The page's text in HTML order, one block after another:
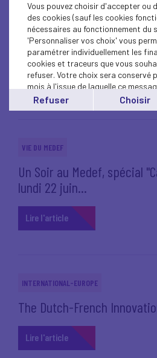
ÉCONOMIE
REF Souveraineté -
décrocher - lundi 29...
Lire l'article
VIE DU MEDEF
Un Soir au Medef, spécial
lundi 22 juin...
Lire l'article
INTERNATIONAL-EUROPE
The Dutch-French
Lire l'article
Vous pouvez choisir d'accepter ou
des cookies (sauf les cookies
nécessaires au fonctionnement du
'Personnaliser vos choix' vous
paramétrer individuellement les
cookies et traceurs que vous
refuser. Votre choix sera conservé
mois à l'issue de laquelle ce
affiché..
Vous pouvez modifier votre choix
Refuser Choisir